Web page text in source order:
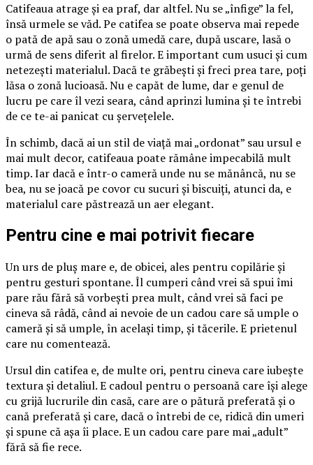
Catifeaua atrage și ea praf, dar altfel. Nu se „înfige” la fel,
însă urmele se văd. Pe catifea se poate observa mai repede
o pată de apă sau o zonă umedă care, după uscare, lasă o
urmă de sens diferit al firelor. E important cum usuci și cum
netezești materialul. Dacă te grăbești și freci prea tare, poți
lăsa o zonă lucioasă. Nu e capăt de lume, dar e genul de
lucru pe care îl vezi seara, când aprinzi lumina și te întrebi
de ce te-ai panicat cu șervețelele.
În schimb, dacă ai un stil de viață mai „ordonat” sau ursul e
mai mult decor, catifeaua poate rămâne impecabilă mult
timp. Iar dacă e într-o cameră unde nu se mănâncă, nu se
bea, nu se joacă pe covor cu sucuri și biscuiți, atunci da, e
materialul care păstrează un aer elegant.
Pentru cine e mai potrivit fiecare
Un urs de pluș mare e, de obicei, ales pentru copilărie și
pentru gesturi spontane. Îl cumperi când vrei să spui îmi
pare rău fără să vorbești prea mult, când vrei să faci pe
cineva să râdă, când ai nevoie de un cadou care să umple o
cameră și să umple, în același timp, și tăcerile. E prietenul
care nu comentează.
Ursul din catifea e, de multe ori, pentru cineva care iubește
textura și detaliul. E cadoul pentru o persoană care își alege
cu grijă lucrurile din casă, care are o pătură preferată și o
cană preferată și care, dacă o întrebi de ce, ridică din umeri
și spune că așa îi place. E un cadou care pare mai „adult”
fără să fie rece.